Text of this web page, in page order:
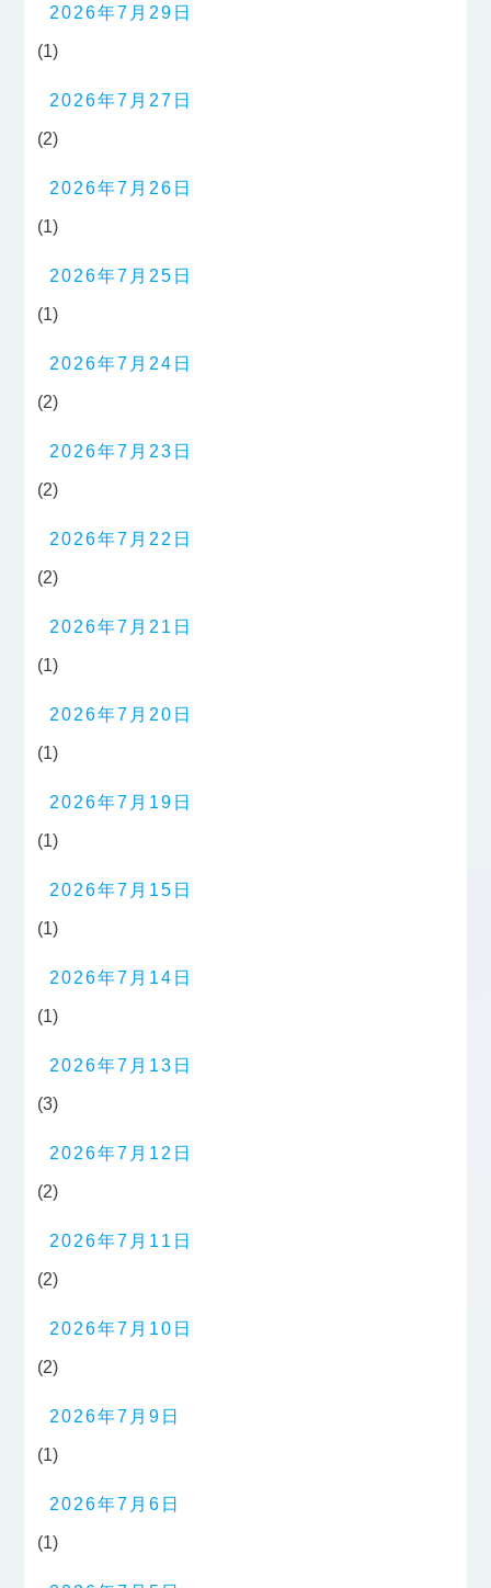
2026年7月29日
(1)
2026年7月27日
(2)
2026年7月26日
(1)
2026年7月25日
(1)
2026年7月24日
(2)
2026年7月23日
(2)
2026年7月22日
(2)
2026年7月21日
(1)
2026年7月20日
(1)
2026年7月19日
(1)
2026年7月15日
(1)
2026年7月14日
(1)
2026年7月13日
(3)
2026年7月12日
(2)
2026年7月11日
(2)
2026年7月10日
(2)
2026年7月9日
(1)
2026年7月6日
(1)